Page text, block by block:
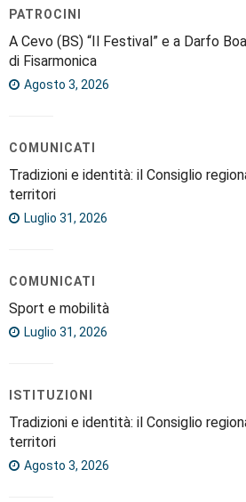
PATROCINI
A Cevo (BS) “Il Festival” e a Darfo
di Fisarmonica
Agosto 3, 2026
COMUNICATI
Tradizioni e identità: il Consiglio
territori
Luglio 31, 2026
COMUNICATI
Sport e mobilità
Luglio 31, 2026
ISTITUZIONI
Tradizioni e identità: il Consiglio
territori
Agosto 3, 2026